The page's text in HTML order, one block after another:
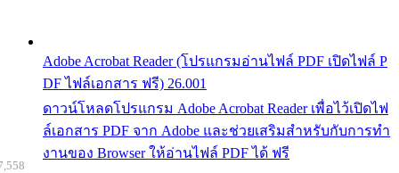
Adobe Acrobat Reader (โปรแกรมอ่านไฟล์ PDF เปิดไฟล์ P
DF ไฟล์เอกสาร ฟรี) 26.001
ดาวน์โหลดโปรแกรม Adobe Acrobat Reader เพื่อไว้เปิดไฟ
ล์เอกสาร PDF จาก Adobe และช่วยเสริมสำหรับกับการทำ
งานของ Browser ให้อ่านไฟล์ PDF ได้ ฟรี